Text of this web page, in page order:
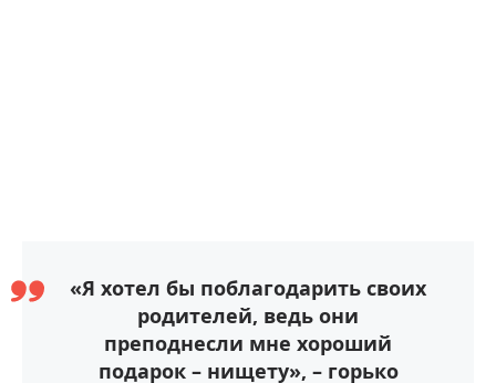
«Я хотел бы поблагодарить своих
родителей, ведь они
преподнесли мне хороший
подарок – нищету», – горько